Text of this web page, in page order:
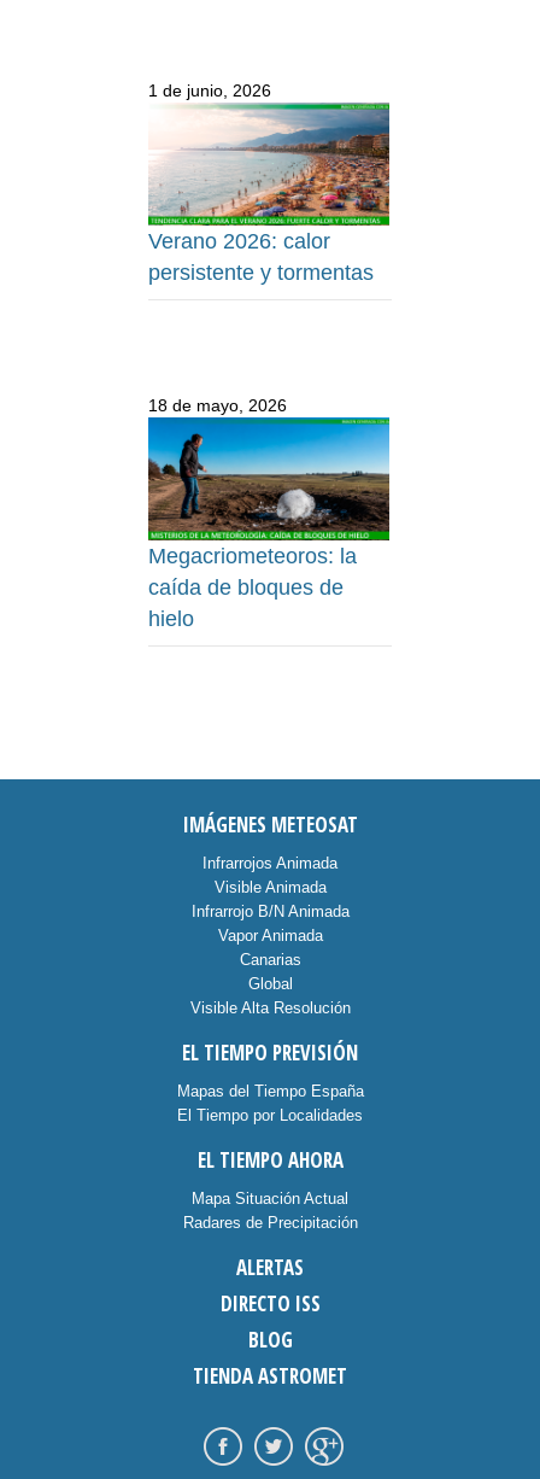
1 de junio, 2026
Verano 2026: calor
persistente y tormentas
18 de mayo, 2026
Megacriometeoros: la
caída de bloques de
hielo
IMÁGENES METEOSAT
Infrarrojos Animada
Visible Animada
Infrarrojo B/N Animada
Vapor Animada
Canarias
Global
Visible Alta Resolución
EL TIEMPO PREVISIÓN
Mapas del Tiempo España
El Tiempo por Localidades
EL TIEMPO AHORA
Mapa Situación Actual
Radares de Precipitación
ALERTAS
DIRECTO ISS
BLOG
TIENDA ASTROMET